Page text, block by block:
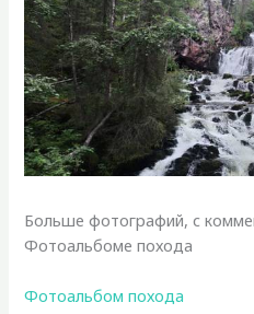
Больше фотографий, с
Фотоальбоме похода
Фотоальбом похода